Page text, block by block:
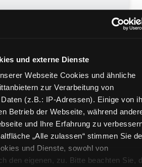
und externe Dienste
Webseite Cookies und ähnliche
zur Verarbeitung von
(z.B.: IP-Adressen). Einige von
Betrieb der Webseite, während
und Ihre Erfahrung zu
„Alle zulassen“ stimmen Sie
und Dienste, sowohl von
den eigenen, zu. Bitte beachten Sie,
Ferienzeit
ausblenden
ein-/ausblenden
auf die Postliste setzen